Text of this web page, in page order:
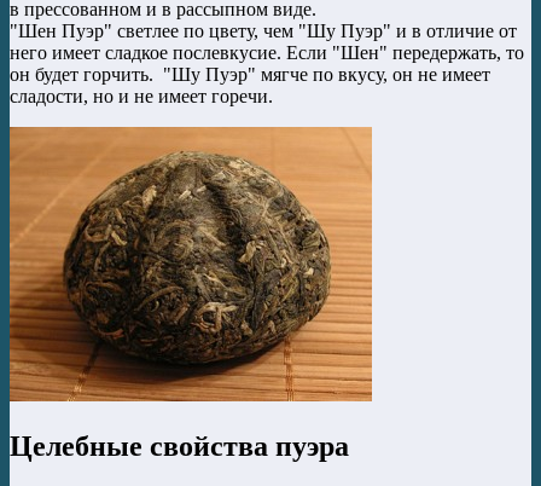
в прессованном и в рассыпном виде.
"Шен Пуэр" светлее по цвету, чем "Шу Пуэр" и в отличие от
него имеет сладкое послевкусие. Если "Шен" передержать, то
он будет горчить. "Шу Пуэр" мягче по вкусу, он не имеет
сладости, но и не имеет горечи.
Целебные свойства пуэра